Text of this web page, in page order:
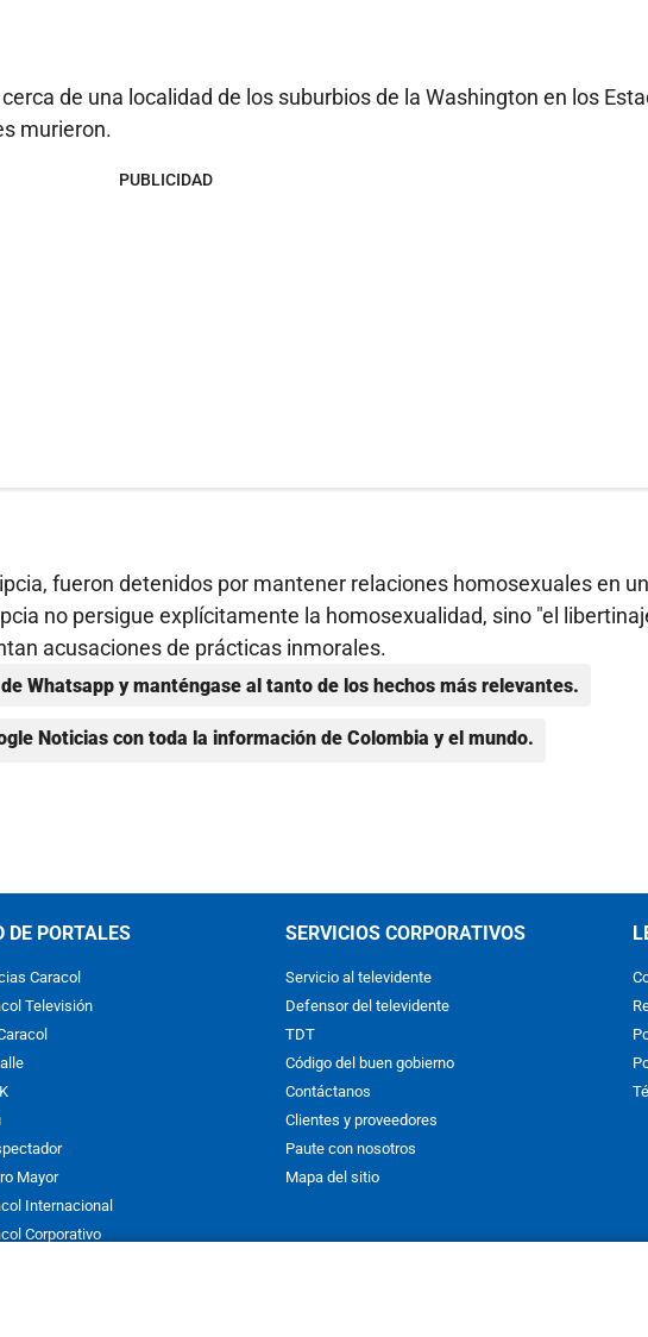
de una localidad de los suburbios de la Washington en los
murieron.
PUBLICIDAD
fueron detenidos por mantener relaciones homosexuales en un
no persigue explícitamente la homosexualidad, sino "el
acusaciones de prácticas inmorales.
Whatsapp y manténgase al tanto de los hechos más relevantes.
Noticias con toda la información de Colombia y el mundo.
DE PORTALES
Caracol
Televisión
Mayor
Internacional
Corporativo
SERVICIOS CORPORATIVOS
Servicio al televidente
Defensor del televidente
TDT
Código del buen gobierno
Contáctanos
Clientes y proveedores
Paute con nosotros
Mapa del sitio
de los